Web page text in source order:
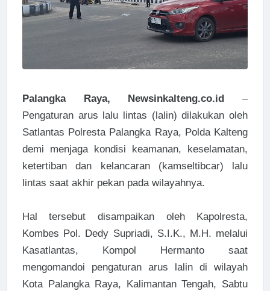
Palangka Raya, Newsinkalteng.co.id –
Pengaturan arus lalu lintas (lalin) dilakukan oleh
Satlantas Polresta Palangka Raya, Polda Kalteng
demi menjaga kondisi keamanan, keselamatan,
ketertiban dan kelancaran (kamseltibcar) lalu
lintas saat akhir pekan pada wilayahnya.
Hal tersebut disampaikan oleh Kapolresta,
Kombes Pol. Dedy Supriadi, S.I.K., M.H. melalui
Kasatlantas, Kompol Hermanto saat
mengomandoi pengaturan arus lalin di wilayah
Kota Palangka Raya, Kalimantan Tengah, Sabtu